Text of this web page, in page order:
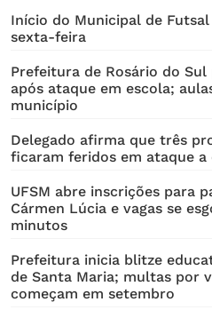
Início do Municipal de
sexta-feira
Prefeitura de Rosário do
após ataque em escola;
município
Delegado afirma que três
ficaram feridos em ataque a
UFSM abre inscrições para
Cármen Lúcia e vagas se
minutos
Prefeitura inicia blitze
de Santa Maria; multas por
começam em setembro